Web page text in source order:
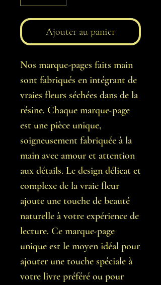
Ajouter au panier
Nos marque-pages faits main
sont fabriqués en intégrant de
vraies fleurs séchées dans de la
résine. Chaque marque-page
est une pièce unique,
soigneusement fabriquée à la
main avec amour et attention
aux détails. Le design délicat et
complexe de la vraie fleur
ajoute une touche de beauté
naturelle à votre expérience de
lecture. Ce marque-page
unique est le moyen idéal pour
ajouter une touche spéciale à
votre livre préféré ou pour